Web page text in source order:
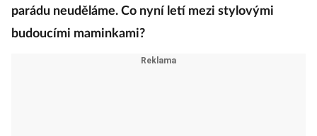
parádu neuděláme. Co nyní letí mezi stylovými
budoucími maminkami?